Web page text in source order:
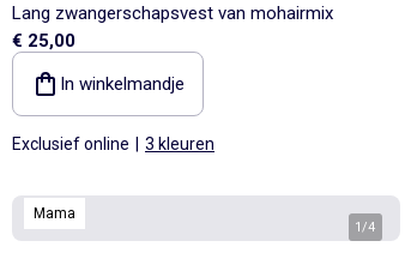
Lang zwangerschapsvest van mohairmix
€ 25,00
In winkelmandje
Exclusief online 3 kleuren
Mama
1/4